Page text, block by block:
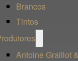
menu
Brancos
Tintos
menu
Antoine Graillot